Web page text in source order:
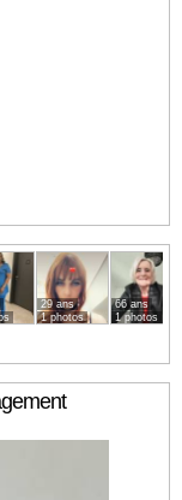
29 ans
1 photos
66 ans
1 photos